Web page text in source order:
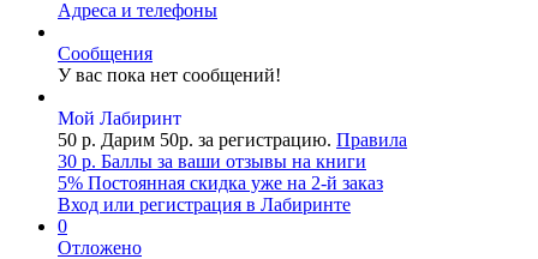
Адреса и телефоны
Сообщения
У вас пока нет сообщений!
Mой Лаб​иринт
50 р. Дарим 50р. за регистрацию. Правила
30 р. Баллы за ваши отзывы на книги
5% Постоянная скидка уже на 2-й заказ
Вход или регистрация в Лабиринте
0
Отложено